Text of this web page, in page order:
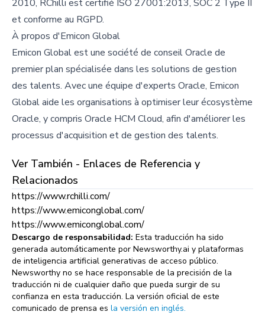
2010, RChilli est certifié ISO 27001:2013, SOC 2 Type II
et conforme au RGPD.
À propos d'Emicon Global
Emicon Global est une société de conseil Oracle de
premier plan spécialisée dans les solutions de gestion
des talents. Avec une équipe d'experts Oracle, Emicon
Global aide les organisations à optimiser leur écosystème
Oracle, y compris Oracle HCM Cloud, afin d'améliorer les
processus d'acquisition et de gestion des talents.
Ver También - Enlaces de Referencia y
Relacionados
https://www.rchilli.com/
https://www.emiconglobal.com/
https://www.emiconglobal.com/
Descargo de responsabilidad: Esta traducción ha sido
generada automáticamente por Newsworthy.ai y plataformas
de inteligencia artificial generativas de acceso público.
Newsworthy no se hace responsable de la precisión de la
traducción ni de cualquier daño que pueda surgir de su
confianza en esta traducción. La versión oficial de este
comunicado de prensa es la versión en inglés.